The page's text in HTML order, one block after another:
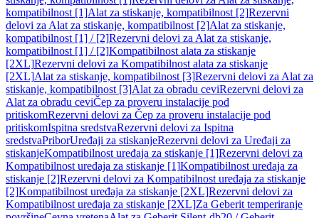
kompatibilnost [1]Alat za stiskanje, kompatibilnost [2]Rezervni
delovi za Alat za stiskanje, kompatibilnost [2]Alat za stiskanje,
kompatibilnost [1] / [2]Rezervni delovi za Alat za stiskanje,
kompatibilnost [1] / [2]Kompatibilnost alata za stiskanje
[2XL]Rezervni delovi za Kompatibilnost alata za stiskanje
[2XL]Alat za stiskanje, kompatibilnost [3]Rezervni delovi za Alat za
stiskanje, kompatibilnost [3]Alat za obradu ceviRezervni delovi za
Alat za obradu ceviČep za proveru instalacije pod
pritiskomRezervni delovi za Čep za proveru instalacije pod
pritiskomIspitna sredstvaRezervni delovi za Ispitna
sredstvaPriborUređaji za stiskanjeRezervni delovi za Uređaji za
stiskanjeKompatibilnost uređaja za stiskanje [1]Rezervni delovi za
Kompatibilnost uređaja za stiskanje [1]Kompatibilnost uređaja za
stiskanje [2]Rezervni delovi za Kompatibilnost uređaja za stiskanje
[2]Kompatibilnost uređaja za stiskanje [2XL]Rezervni delovi za
Kompatibilnost uređaja za stiskanje [2XL]Za Geberit temperiranje